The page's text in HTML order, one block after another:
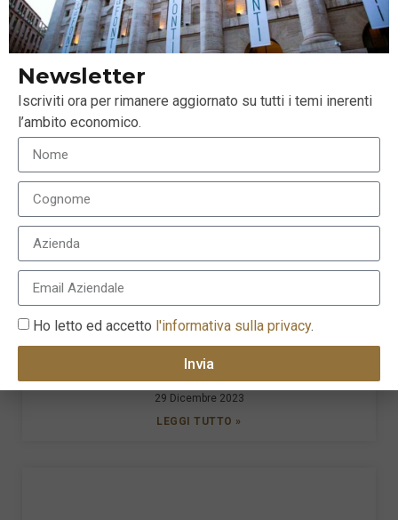
LEGGI ANCHE
Come può essere utile una strategia SEO per il tuo e-
commerce
29 Dicembre 2023
LEGGI TUTTO »
Newsletter
Iscriviti ora per rimanere aggiornato su tutti i temi inerenti
l’ambito economico.
Ho letto ed accetto l'informativa sulla privacy.
Invia